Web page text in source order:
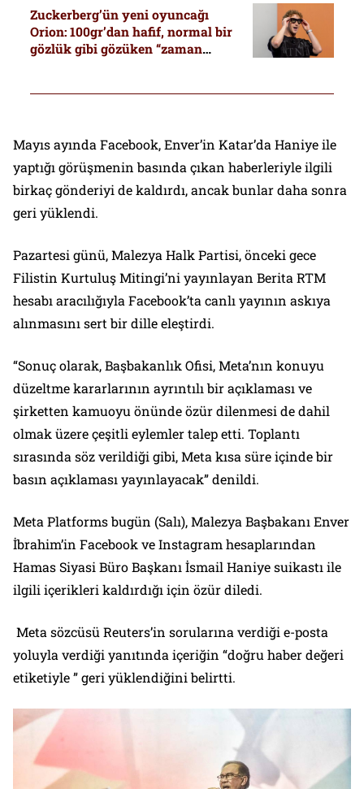
Zuckerberg’ün yeni oyuncağı
Orion: 100gr’dan hafif, normal bir
gözlük gibi gözüken “zaman
Mayıs ayında Facebook, Enver’in Katar’da Haniye ile
yaptığı görüşmenin basında çıkan haberleriyle ilgili
birkaç gönderiyi de kaldırdı, ancak bunlar daha sonra
geri yüklendi.
Pazartesi günü, Malezya Halk Partisi, önceki gece
Filistin Kurtuluş Mitingi’ni yayınlayan Berita RTM
hesabı aracılığıyla Facebook’ta canlı yayının askıya
alınmasını sert bir dille eleştirdi.
“Sonuç olarak, Başbakanlık Ofisi, Meta’nın konuyu
düzeltme kararlarının ayrıntılı bir açıklaması ve
şirketten kamuoyu önünde özür dilenmesi de dahil
olmak üzere çeşitli eylemler talep etti. Toplantı
sırasında söz verildiği gibi, Meta kısa süre içinde bir
basın açıklaması yayınlayacak” denildi.
Meta Platforms bugün (Salı), Malezya Başbakanı Enver
İbrahim’in Facebook ve Instagram hesaplarından
Hamas Siyasi Büro Başkanı İsmail Haniye suikastı ile
ilgili içerikleri kaldırdığı için özür diledi.
Meta sözcüsü Reuters’in sorularına verdiği e-posta
yoluyla verdiği yanıtında içeriğin “doğru haber değeri
etiketiyle ” geri yüklendiğini belirtti.